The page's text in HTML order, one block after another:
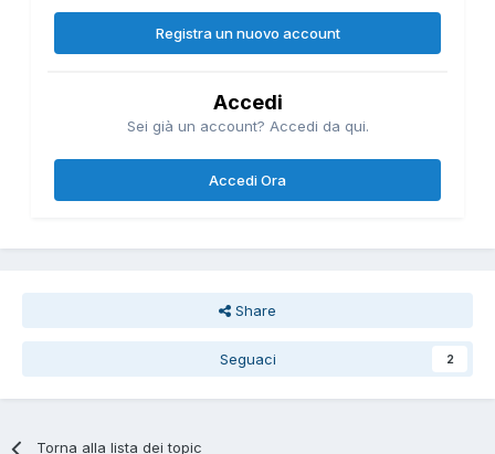
Registra un nuovo account
Accedi
Sei già un account? Accedi da qui.
Accedi Ora
Share
Seguaci 2
Torna alla lista dei topic